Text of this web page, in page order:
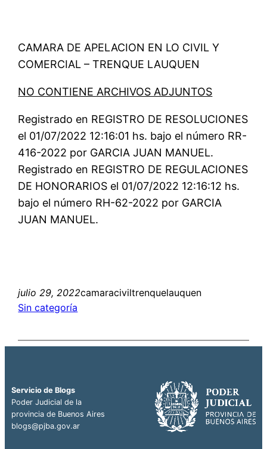
CAMARA DE APELACION EN LO CIVIL Y
COMERCIAL – TRENQUE LAUQUEN
NO CONTIENE ARCHIVOS ADJUNTOS
Registrado en REGISTRO DE RESOLUCIONES
el 01/07/2022 12:16:01 hs. bajo el número RR-
416-2022 por GARCIA JUAN MANUEL.
Registrado en REGISTRO DE REGULACIONES
DE HONORARIOS el 01/07/2022 12:16:12 hs.
bajo el número RH-62-2022 por GARCIA
JUAN MANUEL.
julio 29, 2022camaraciviltrenquelauquen
Sin categoría
Servicio de Blogs
Poder Judicial de la
provincia de Buenos Aires
blogs@pjba.gov.ar